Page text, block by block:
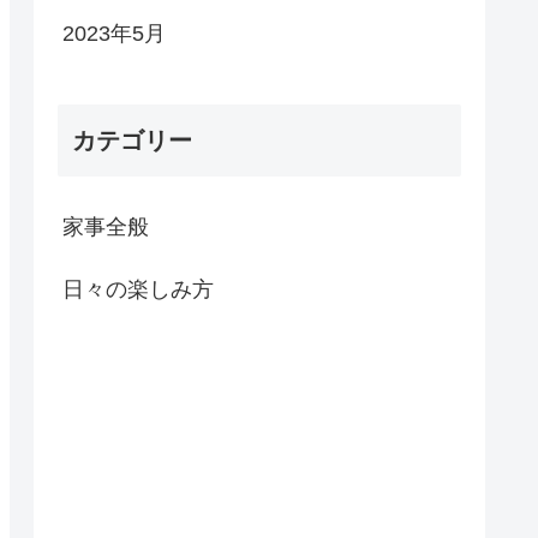
2023年5月
カテゴリー
家事全般
日々の楽しみ方